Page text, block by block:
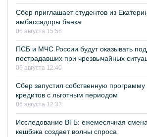
Сбер приглашает студентов из
амбассадоры банка
06 августа 15:56
ПСБ и МЧС России будут оказывать
пострадавших при чрезвычайных
06 августа 12:40
Сбер запустил собственную
кредитов с льготным периодом
06 августа 12:33
Исследование ВТБ: ежемесячная смена
кешбэка создает волны спроса